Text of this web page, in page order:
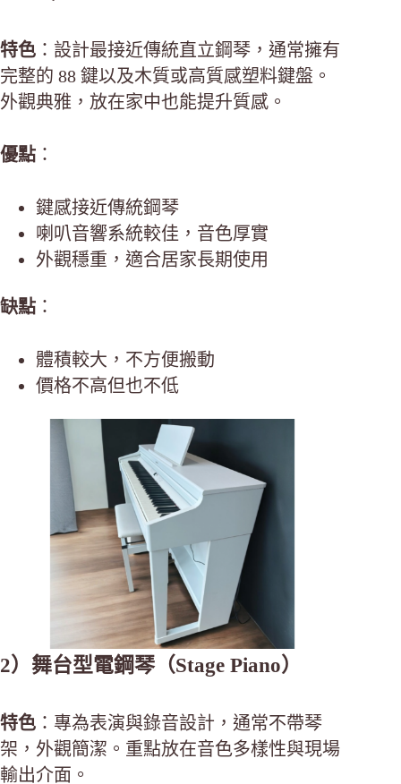
特色 ：設計最接近傳統直立鋼琴，通常擁有
完整的 88 鍵以及木質或高質感塑料鍵盤。
外觀典雅，放在家中也能提升質感。
優點 ：
鍵感接近傳統鋼琴
喇叭音響系統較佳，音色厚實
外觀穩重，適合居家長期使用
缺點 ：
體積較大，不方便搬動
價格不高但也不低
2）舞台型電鋼琴（Stage Piano）
特色 ：專為表演與錄音設計，通常不帶琴
架，外觀簡潔。重點放在音色多樣性與現場
輸出介面。